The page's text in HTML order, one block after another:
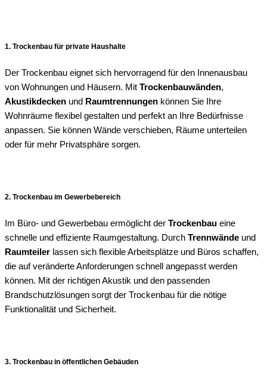
1. Trockenbau für private Haushalte
Der Trockenbau eignet sich hervorragend für den Innenausbau
von Wohnungen und Häusern. Mit Trockenbauwänden,
Akustikdecken und Raumtrennungen können Sie Ihre
Wohnräume flexibel gestalten und perfekt an Ihre Bedürfnisse
anpassen. Sie können Wände verschieben, Räume unterteilen
oder für mehr Privatsphäre sorgen.
2. Trockenbau im Gewerbebereich
Im Büro- und Gewerbebau ermöglicht der Trockenbau eine
schnelle und effiziente Raumgestaltung. Durch Trennwände und
Raumteiler lassen sich flexible Arbeitsplätze und Büros schaffen,
die auf veränderte Anforderungen schnell angepasst werden
können. Mit der richtigen Akustik und den passenden
Brandschutzlösungen sorgt der Trockenbau für die nötige
Funktionalität und Sicherheit.
3. Trockenbau in öffentlichen Gebäuden